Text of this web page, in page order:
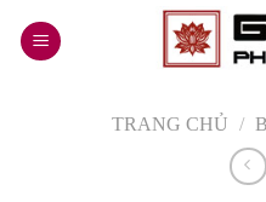
TRANG CHỦ /